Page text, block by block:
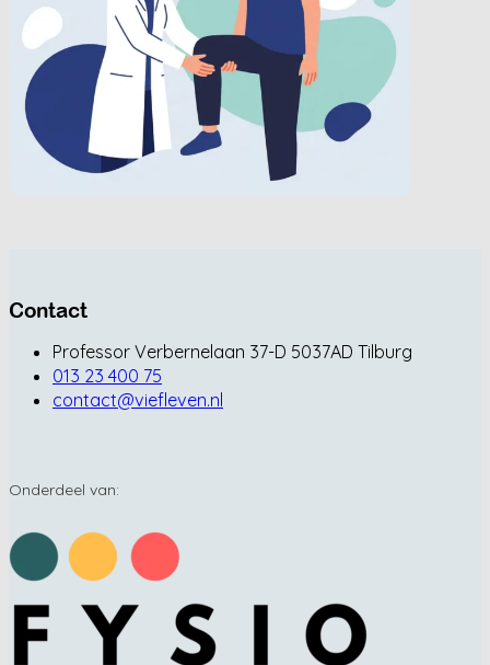
Contact
Professor Verbernelaan 37-D 5037AD Tilburg
013 23 400 75
contact@viefleven.nl
Onderdeel van: